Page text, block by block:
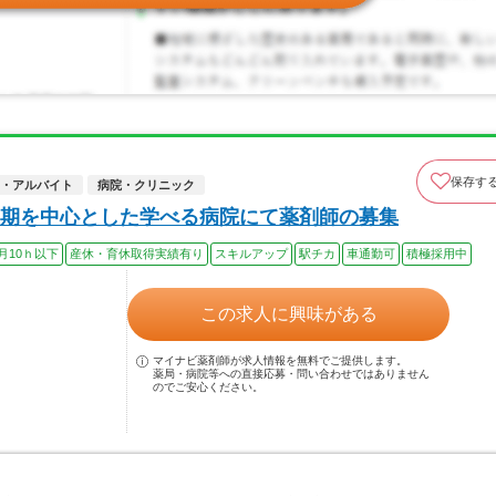
アルバイト 病院・クリニック 保存す
を中心とした学べる病院にて薬剤師の募集
10ｈ以下 産休・育休取得実績有り スキルアップ 駅チカ 車通勤可 積極採用中
この求人に興味がある
マイナビ薬剤師が求人情報を無料でご提供します。
薬局・病院等への直接応募・問い合わせではありません
のでご安心ください。